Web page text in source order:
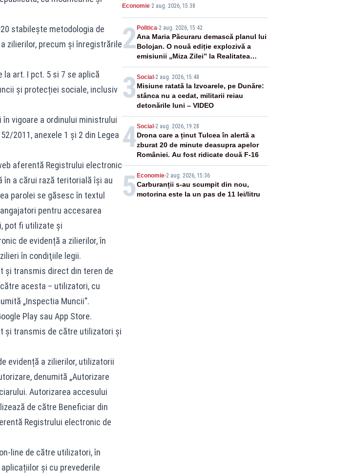
stabilește metodologia de
zilierilor, precum și înregistrările
la art. I pct. 5 si 7 se aplică
și protecției sociale, inclusiv
în vigoare a ordinului ministrului
2011, anexele 1 și 2 din Legea
aferentă Registrului electronic
în a cărui rază teritorială îşi au
parolei se găsesc în textul
pentru accesarea
pot fi utilizate şi
de evidență a zilierilor, în
în condiţiile legii.
și transmis direct din teren de
acesta – utilizatori, cu
„Inspectia Muncii“.
Play sau App Store.
și transmis de către utilizatori și
evidență a zilierilor, utilizatorii
denumită „Autorizare
Autorizarea accesului
de către Beneficiar din
Registrului electronic de
line de către utilizatori, în
și cu prevederile
Economie·2 aug. 2026, 15:38
2 Politica-2 aug. 2026, 15:42
Ana Maria Păcuraru demască planul lui
Bolojan. O nouă ediție explozivă a
emisiunii „Miza Zilei” la Realitatea
PLUS
3 Social -2 aug. 2026, 15:48
Misiune ratată la Izvoarele, pe Dunăre:
stânca nu a cedat, militarii reiau
detonările luni – VIDEO
4Social -2 aug. 2026, 19:28
Drona care a ținut Tulcea în alertă a
zburat 20 de minute deasupra apelor
României. Au fost ridicate două F-16
5 Economie-2 aug. 2026, 15:36
Carburanții s-au scumpit din nou,
motorina este la un pas de 11 lei/litru